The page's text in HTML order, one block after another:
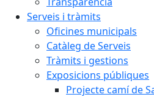
Serveis i tràmits
Oficines municipals
Catàleg de Serveis
Tràmits i gestions
Exposicions públiques
Projecte camí de